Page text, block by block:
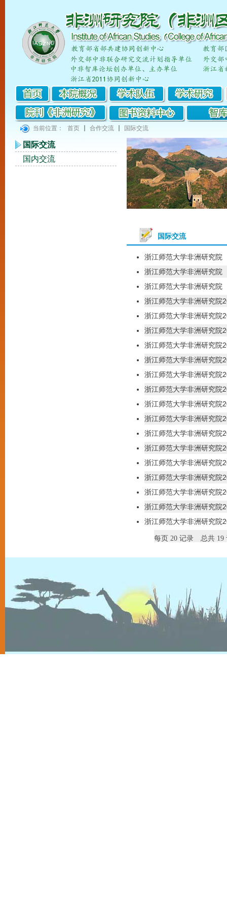
当前位置： 首页 合作交流 国际交流
国际交流
浙江师范大学非洲研究院
浙江师范大学非洲研究院
浙江师范大学非洲研究院
浙江师范大学非洲研究院
浙江师范大学非洲研究院
浙江师范大学非洲研究院
浙江师范大学非洲研究院
浙江师范大学非洲研究院
浙江师范大学非洲研究院
浙江师范大学非洲研究院
浙江师范大学非洲研究院
浙江师范大学非洲研究院
浙江师范大学非洲研究院
浙江师范大学非洲研究院
浙江师范大学非洲研究院
浙江师范大学非洲研究院
浙江师范大学非洲研究院
浙江师范大学非洲研究院
浙江师范大学非洲研究院
每页 20 记录 总共 19
国际交流
国内交流